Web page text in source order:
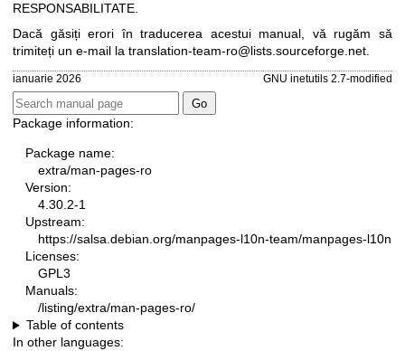
RESPONSABILITATE.
Dacă găsiți erori în traducerea acestui manual, vă rugăm să
trimiteți un e-mail la translation-team-ro@lists.sourceforge.net
ianuarie 2026 GNU inetutils 2.7-modified
Package information:
Package name:
extra/man-pages-ro
Version:
4.30.2-1
Upstream:
https://salsa.debian.org/manpages-l10n-team/manpages-l10n
Licenses:
GPL3
Manuals:
/listing/extra/man-pages-ro/
Table of contents
In other languages: